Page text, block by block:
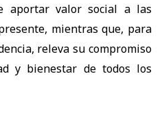
aportar valor social a las
mientras que, para
releva su compromiso
y bienestar de todos los